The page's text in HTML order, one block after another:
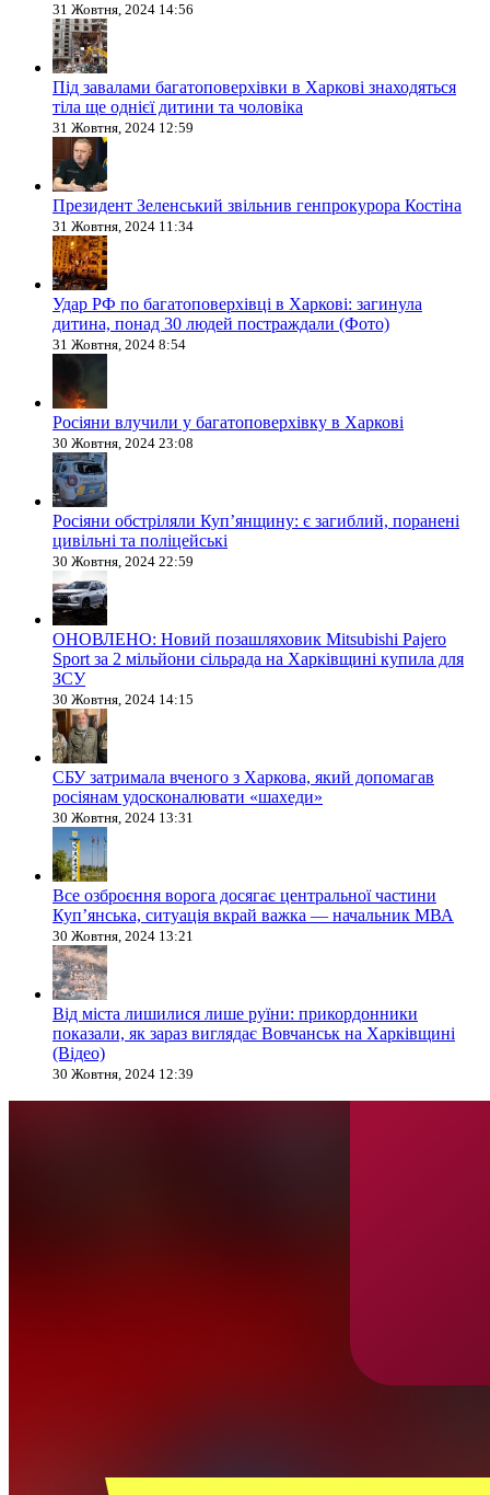
31 Жовтня, 2024 14:56
Під завалами багатоповерхівки в Харкові знаходяться
тіла ще однієї дитини та чоловіка
31 Жовтня, 2024 12:59
Президент Зеленський звільнив генпрокурора Костіна
31 Жовтня, 2024 11:34
Удар РФ по багатоповерхівці в Харкові: загинула
дитина, понад 30 людей постраждали (Фото)
31 Жовтня, 2024 8:54
Росіяни влучили у багатоповерхівку в Харкові
30 Жовтня, 2024 23:08
Росіяни обстріляли Купʼянщину: є загиблий, поранені
цивільні та поліцейські
30 Жовтня, 2024 22:59
ОНОВЛЕНО: Новий позашляховик Mitsubishi Pajero
Sport за 2 мільйони сільрада на Харківщині купила для
ЗСУ
30 Жовтня, 2024 14:15
СБУ затримала вченого з Харкова, який допомагав
росіянам удосконалювати «шахеди»
30 Жовтня, 2024 13:31
Все озброєння ворога досягає центральної частини
Куп’янська, ситуація вкрай важка — начальник МВА
30 Жовтня, 2024 13:21
Від міста лишилися лише руїни: прикордонники
показали, як зараз виглядає Вовчанськ на Харківщині
(Відео)
30 Жовтня, 2024 12:39